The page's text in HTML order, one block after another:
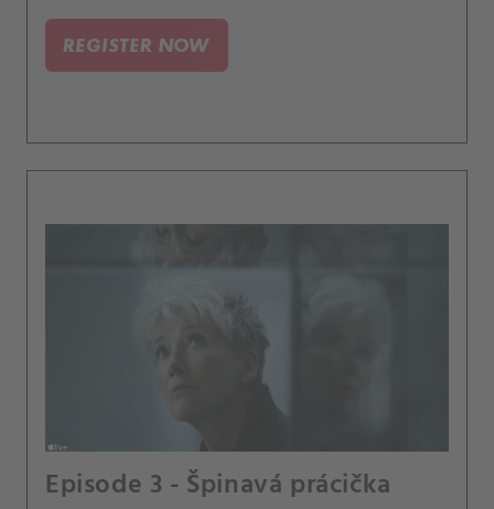
REGISTER NOW
Episode 3 - Špinavá prácička